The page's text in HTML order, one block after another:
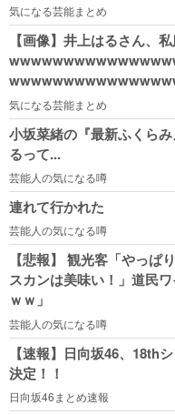
気になる芸能まとめ
【画像】井上はるさん、
気になる芸能まとめ
小坂菜緒の『最新ふくら
るって...
芸能人の気になる噂
連れて行かれた
芸能人の気になる噂
【悲報】 観光客「やっぱ
スカンは美味い！」道民
ｗｗ」
芸能人の気になる噂
【速報】日向坂46、18th
決定！！
日向坂46まとめ速報